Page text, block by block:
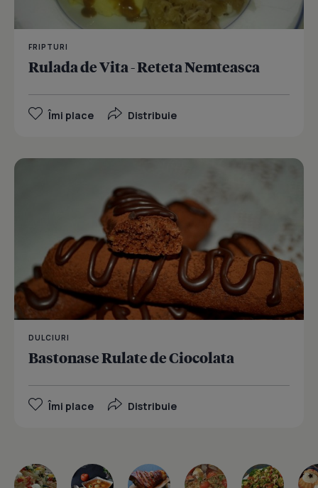
FRIPTURI
Rulada de Vita - Reteta Nemteasca
Îmi place Distribuie
DULCIURI
Bastonase Rulate de Ciocolata
Îmi place Distribuie